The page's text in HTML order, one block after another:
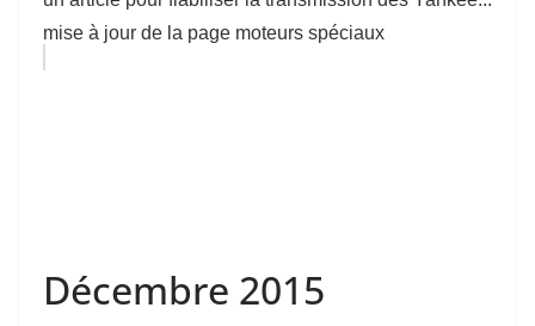
mise à jour de la page moteurs spéciaux
Décembre 2015